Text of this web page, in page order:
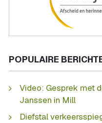
POPULAIRE
Video: Gesprek met
Janssen in Mill
Diefstal